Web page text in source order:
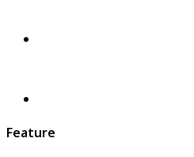
Feature